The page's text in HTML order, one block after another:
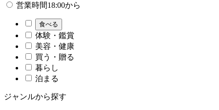
営業時間18:00から
食べる
体験・鑑賞
美容・健康
買う・贈る
暮らし
泊まる
ジャンルから探す